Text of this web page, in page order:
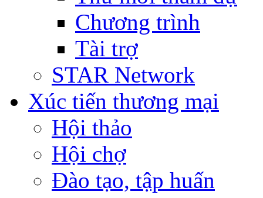
Chương trình
Tài trợ
STAR Network
Xúc tiến thương mại
Hội thảo
Hội chợ
Đào tạo, tập huấn